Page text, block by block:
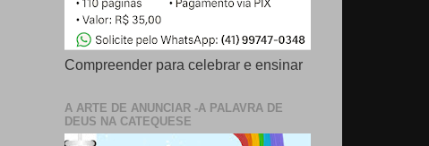
Compreender para celebrar e ensinar
A ARTE DE ANUNCIAR -A PALAVRA DE
DEUS NA CATEQUESE